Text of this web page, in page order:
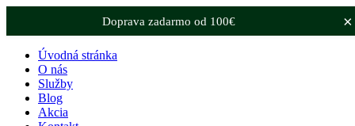
×
Doprava zadarmo od 100€
Úvodná stránka
O nás
Služby
Blog
Akcia